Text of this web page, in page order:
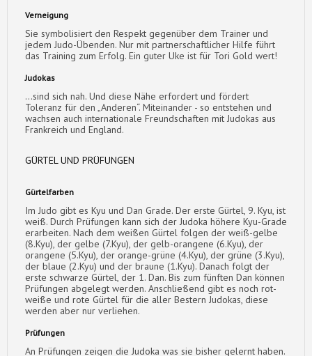
Verneigung
Sie symbolisiert den Respekt gegenüber dem Trainer und
jedem Judo-Übenden. Nur mit partnerschaftlicher Hilfe führt
das Training zum Erfolg. Ein guter Uke ist für Tori Gold wert!
Judokas
...sind sich nah. Und diese Nähe erfordert und fördert
Toleranz für den „Anderen“. Miteinander - so entstehen und
wachsen auch internationale Freundschaften mit Judokas aus
Frankreich und England.
GÜRTEL UND PRÜFUNGEN
Gürtelfarben
Im Judo gibt es Kyu und Dan Grade. Der erste Gürtel, 9. Kyu, ist
weiß. Durch Prüfungen kann sich der Judoka höhere Kyu-Grade
erarbeiten. Nach dem weißen Gürtel folgen der weiß-gelbe
(8.Kyu), der gelbe (7.Kyu), der gelb-orangene (6.Kyu), der
orangene (5.Kyu), der orange-grüne (4.Kyu), der grüne (3.Kyu),
der blaue (2.Kyu) und der braune (1.Kyu). Danach folgt der
erste schwarze Gürtel, der 1. Dan. Bis zum fünften Dan können
Prüfungen abgelegt werden. Anschließend gibt es noch rot-
weiße und rote Gürtel für die aller Bestern Judokas, diese
werden aber nur verliehen.
Prüfungen
An Prüfungen zeigen die Judoka was sie bisher gelernt haben.